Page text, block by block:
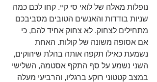
נופלות מאלה של לואי סי קיי. קחו לכם כמה
שניות בודדות והאנשים הטובים מסביבכם
מתחילים לצחוק. לא צחוק אחיד להם, כי
אם אסופה משונה של קולות. האחת
נשמעת כאילו תקפה אותה בהלת שיהוקים,
השני נשמע על סף התקף אסטמה, השלישי
במצב קטטוני רוקע ברגליו, והרביעי מעלה